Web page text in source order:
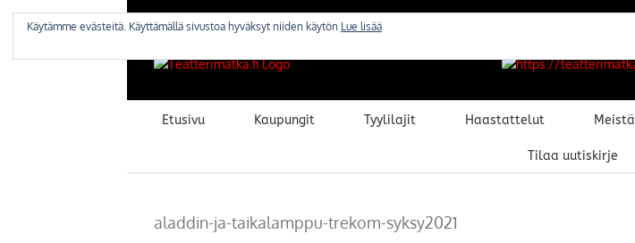
Etusivu Kaupungit Tyylilajit Haastattelut Meistä
Tilaa uutiskirje
aladdin-ja-taikalamppu-trekom-syksy2021
Käytämme evästeitä. Käyttämällä sivustoa hyväksyt niiden käytön Lue lisää